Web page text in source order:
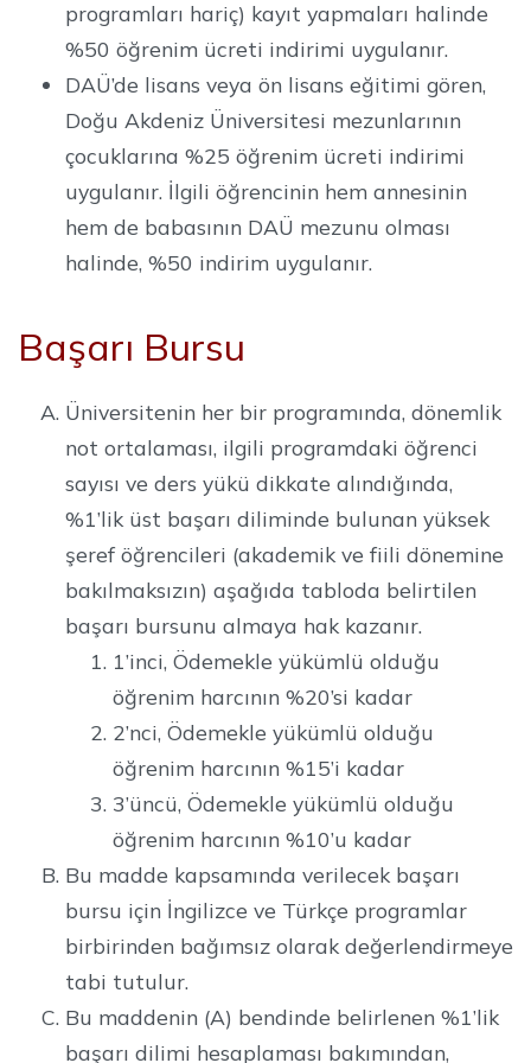
programları hariç) kayıt yapmaları halinde
%50 öğrenim ücreti indirimi uygulanır.
DAÜ’de lisans veya ön lisans eğitimi gören,
Doğu Akdeniz Üniversitesi mezunlarının
çocuklarına %25 öğrenim ücreti indirimi
uygulanır. İlgili öğrencinin hem annesinin
hem de babasının DAÜ mezunu olması
halinde, %50 indirim uygulanır.
Başarı Bursu
Üniversitenin her bir programında, dönemlik
not ortalaması, ilgili programdaki öğrenci
sayısı ve ders yükü dikkate alındığında,
%1’lik üst başarı diliminde bulunan yüksek
şeref öğrencileri (akademik ve fiili dönemine
bakılmaksızın) aşağıda tabloda belirtilen
başarı bursunu almaya hak kazanır.
1’inci, Ödemekle yükümlü olduğu
öğrenim harcının %20’si kadar
2’nci, Ödemekle yükümlü olduğu
öğrenim harcının %15’i kadar
3’üncü, Ödemekle yükümlü olduğu
öğrenim harcının %10’u kadar
Bu madde kapsamında verilecek başarı
bursu için İngilizce ve Türkçe programlar
birbirinden bağımsız olarak değerlendirmeye
tabi tutulur.
Bu maddenin (A) bendinde belirlenen %1’lik
başarı dilimi hesaplaması bakımından,